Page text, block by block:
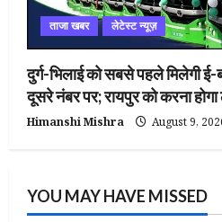
ताजा खबर लेटेस्ट न्यूज़
दुर्ग-भिलाई को सबसे पहले मिलेगी ई-
दूसरे नंबर पर; रायपुर को करना
Himanshi Mishra August 9,
YOU MAY HAVE MISSED